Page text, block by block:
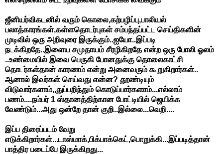
ஜீனியர்விகடனில் வரும் கொலை,கற்பழிப்பு,பாலியல்
பலாத்காரங்கள்,கள்ளதொடர்புகள் சம்பந்தப்பட்ட செய்திகளின்
முடிவில் ஒரு அறிவுரை இருக்கும்..ஐயோ..இப்படி
நடக்கிறதே..இளைய சமுதாயம் சீரழிகிறதே என்ற ஒரு போலி ஓலம்
..உண்மையில் இவை பெருகி போனதுக்கு தொலைகாட்சி
தொடர்கள்தான் காரணம் என்று அனைவரும் கூறுகிறார்கள்..
ஆனால் இவர்கள் செய்வது என்ன? தூண்டியும்
விடுவார்களாம்,,துப்பறிந்தும் கொடுப்பார்களாம்...எல்லாம்
பணம்....நம்பர் 1 ஸ்தானத்திற்கான போட்டியில் ஜெயிக்க
வேண்டும்...அது ஒன்றே தான் குறி..இல்லை...வெறி....
இப்ப திரைப்படம் வேறு
எடுக்கிறார்கள்...டாஸ்மாக்,பிக்பாக்கெட்,பொறுக்கி...இப்படித்தான்
பாத்திர படைப்பே இருக்கிறது...